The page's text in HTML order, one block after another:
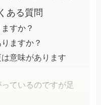
ある質問
すか？
ますか？
意味があります
ているのですが足